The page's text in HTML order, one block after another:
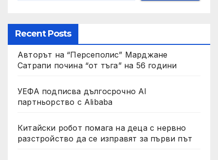
Recent Posts
Авторът на “Персеполис” Марджане
Сатрапи почина “от тъга” на 56 години
УЕФА подписва дългосрочно AI
партньорство с Alibaba
Китайски робот помага на деца с нервно
разстройство да се изправят за първи път